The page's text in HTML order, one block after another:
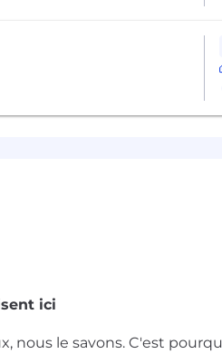
ici
nous le savons. C'est